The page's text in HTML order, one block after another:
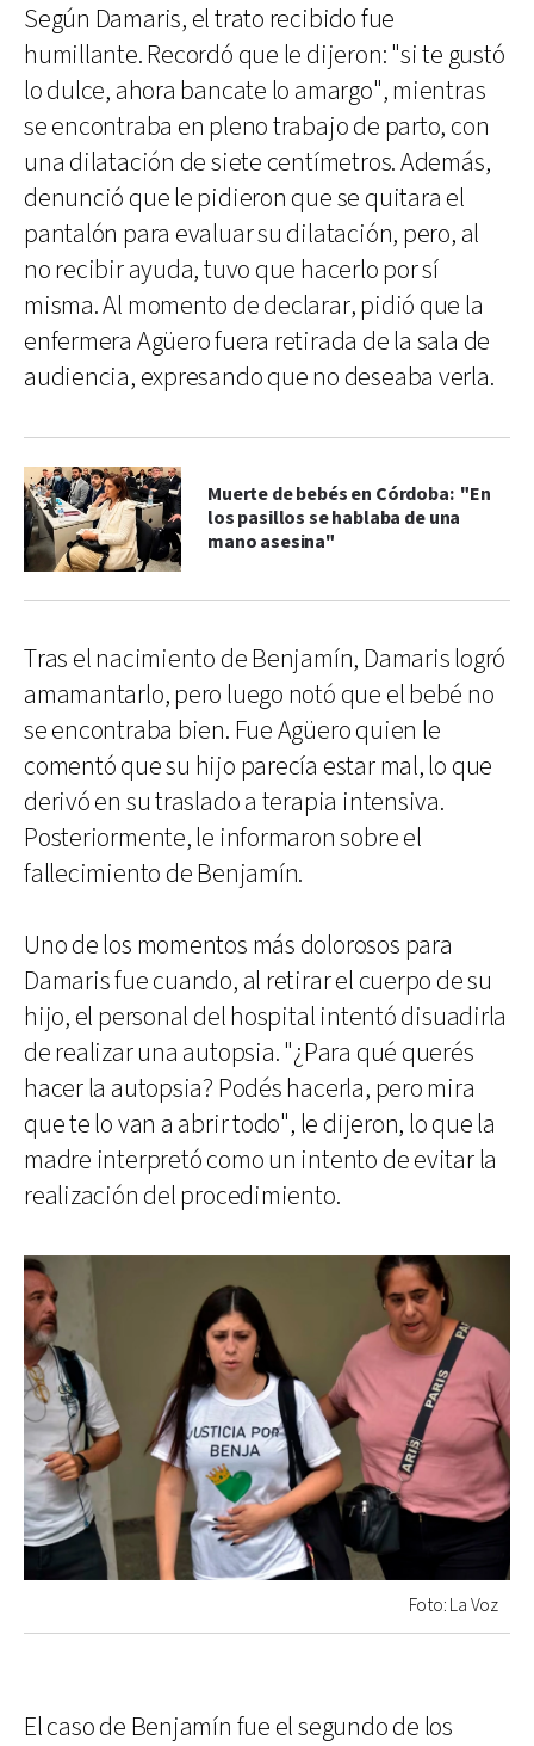
Según Damaris, el trato recibido fue
humillante. Recordó que le dijeron: "si te gustó
lo dulce, ahora bancate lo amargo", mientras
se encontraba en pleno trabajo de parto, con
una dilatación de siete centímetros. Además,
denunció que le pidieron que se quitara el
pantalón para evaluar su dilatación, pero, al
no recibir ayuda, tuvo que hacerlo por sí
misma. Al momento de declarar, pidió que la
enfermera Agüero fuera retirada de la sala de
audiencia, expresando que no deseaba verla.
Muerte de bebés en Córdoba: "En
los pasillos se hablaba de una
mano asesina"
Tras el nacimiento de Benjamín, Damaris logró
amamantarlo, pero luego notó que el bebé no
se encontraba bien. Fue Agüero quien le
comentó que su hijo parecía estar mal, lo que
derivó en su traslado a terapia intensiva.
Posteriormente, le informaron sobre el
fallecimiento de Benjamín.
Uno de los momentos más dolorosos para
Damaris fue cuando, al retirar el cuerpo de su
hijo, el personal del hospital intentó disuadirla
de realizar una autopsia. "¿Para qué querés
hacer la autopsia? Podés hacerla, pero mira
que te lo van a abrir todo", le dijeron, lo que la
madre interpretó como un intento de evitar la
realización del procedimiento.
Foto: La Voz
El caso de Benjamín fue el segundo de los